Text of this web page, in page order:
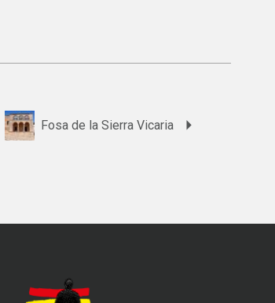
Fosa de la Sierra Vicaria